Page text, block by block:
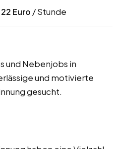
22 Euro / Stunde
und Nebenjobs in
und motivierte
gesucht.